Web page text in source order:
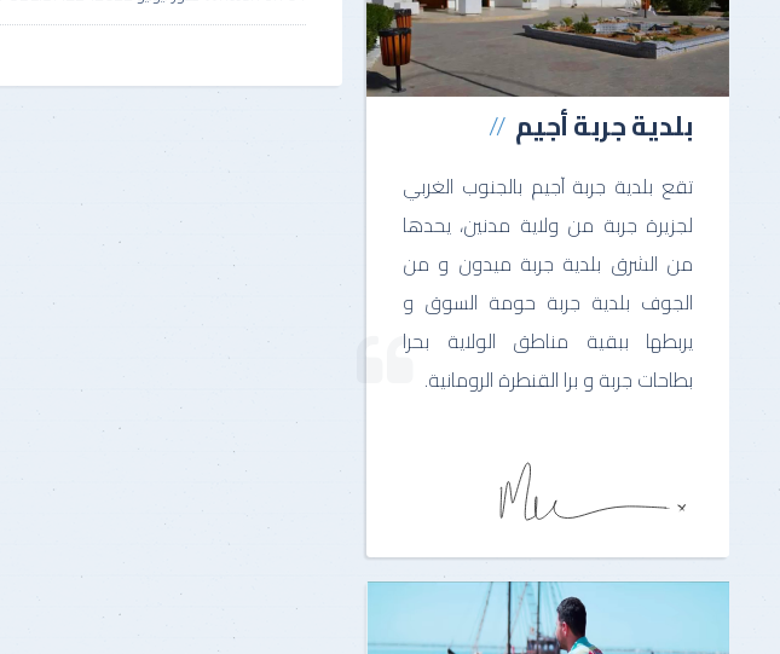
بلدية جربة أجيم
تقع بلدية جربة آجيم بالجنوب الغربي
لجزيرة جربة من ولاية مدنين، يحدها
من الشرق بلدية جربة ميدون و من
الجوف بلدية جربة حومة السوق و
يربطها ببقية مناطق الولاية بحرا
بطاحات جربة و برا القنطرة الرومانية.